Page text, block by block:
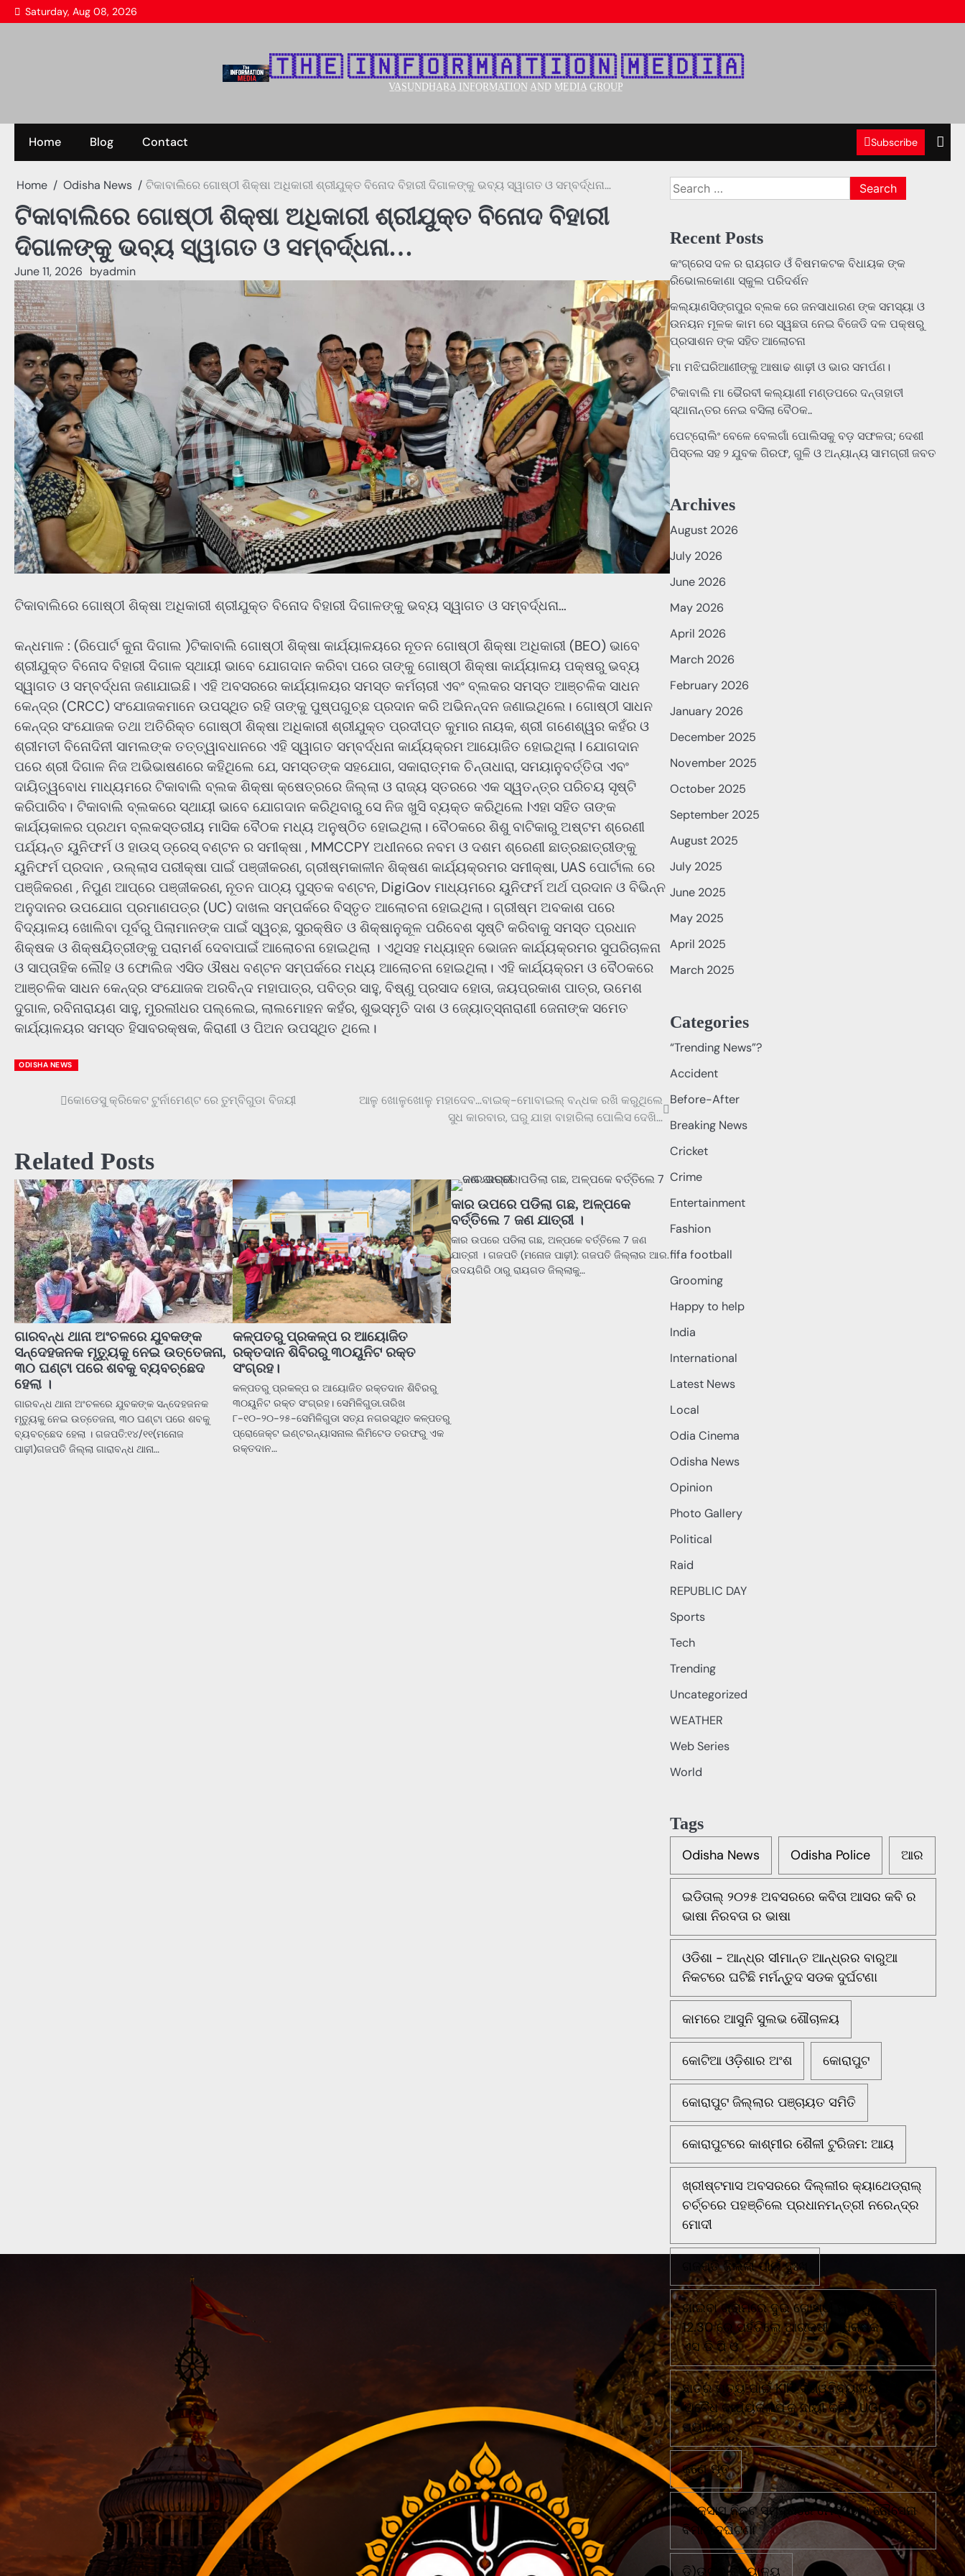
Skip
to
Saturday, Aug 08, 2026
🇹‌🇭‌🇪‌ 🇮‌🇳‌🇫‌🇴‌🇷‌🇲‌🇦‌🇹‌🇮‌🇴‌🇳‌ 🇲‌🇪‌🇩‌🇮‌🇦‌
V̲A̲S̲U̲N̲D̲H̲A̲R̲A̲ I̲N̲F̲O̲R̲M̲A̲T̲I̲O̲N̲ A̲N̲D̲ M̲E̲D̲I̲A̲ G̲R̲O̲U̲P̲
Home Blog Contact Subscribe
Home Odisha News ଟିକାବାଲିରେ ଗୋଷ୍ଠୀ ଶିକ୍ଷା ଅଧିକାରୀ ଶ୍ରୀଯୁକ୍ତ ବିନୋଦ ବିହାରୀ ଦିଗାଳଙ୍କୁ ଭବ୍ୟ ସ୍ୱାଗତ ଓ ସମ୍ବର୍ଦ୍ଧନା…
ଟିକାବାଲିରେ ଗୋଷ୍ଠୀ ଶିକ୍ଷା ଅଧିକାରୀ ଶ୍ରୀଯୁକ୍ତ ବିନୋଦ ବିହାରୀ
ଦିଗାଳଙ୍କୁ ଭବ୍ୟ ସ୍ୱାଗତ ଓ ସମ୍ବର୍ଦ୍ଧନା…
June 11, 2026 byadmin
ଟିକାବାଲିରେ ଗୋଷ୍ଠୀ ଶିକ୍ଷା ଅଧିକାରୀ ଶ୍ରୀଯୁକ୍ତ ବିନୋଦ ବିହାରୀ ଦିଗାଳଙ୍କୁ ଭବ୍ୟ ସ୍ୱାଗତ ଓ ସମ୍ବର୍ଦ୍ଧନା…
କନ୍ଧମାଳ : (ରିପୋର୍ଟ କୁନା ଦିଗାଲ )ଟିକାବାଲି ଗୋଷ୍ଠୀ ଶିକ୍ଷା କାର୍ଯ୍ୟାଳୟରେ ନୂତନ ଗୋଷ୍ଠୀ ଶିକ୍ଷା ଅଧିକାରୀ (BEO) ଭାବେ
ଶ୍ରୀଯୁକ୍ତ ବିନୋଦ ବିହାରୀ ଦିଗାଳ ସ୍ଥାୟୀ ଭାବେ ଯୋଗଦାନ କରିବା ପରେ ତାଙ୍କୁ ଗୋଷ୍ଠୀ ଶିକ୍ଷା କାର୍ଯ୍ୟାଳୟ ପକ୍ଷରୁ ଭବ୍ୟ
ସ୍ୱାଗତ ଓ ସମ୍ବର୍ଦ୍ଧନା ଜଣାଯାଇଛି। ଏହି ଅବସରରେ କାର୍ଯ୍ୟାଳୟର ସମସ୍ତ କର୍ମଚାରୀ ଏବଂ ବ୍ଲକର ସମସ୍ତ ଆଞ୍ଚଳିକ ସାଧନ
କେନ୍ଦ୍ର (CRCC) ସଂଯୋଜକମାନେ ଉପସ୍ଥିତ ରହି ତାଙ୍କୁ ପୁଷ୍ପଗୁଚ୍ଛ ପ୍ରଦାନ କରି ଅଭିନନ୍ଦନ ଜଣାଇଥିଲେ। ଗୋଷ୍ଠୀ ସାଧନ
କେନ୍ଦ୍ର ସଂଯୋଜକ ତଥା ଅତିରିକ୍ତ ଗୋଷ୍ଠୀ ଶିକ୍ଷା ଅଧିକାରୀ ଶ୍ରୀଯୁକ୍ତ ପ୍ରଦୀପ୍ତ କୁମାର ନାୟକ, ଶ୍ରୀ ଗଣେଶ୍ୱର କହଁର ଓ
ଶ୍ରୀମତୀ ବିନୋଦିନୀ ସାମଲଙ୍କ ତତ୍ତ୍ୱାବଧାନରେ ଏହି ସ୍ୱାଗତ ସମ୍ବର୍ଦ୍ଧନା କାର୍ଯ୍ୟକ୍ରମ ଆୟୋଜିତ ହୋଇଥିଲା I ଯୋଗଦାନ
ପରେ ଶ୍ରୀ ଦିଗାଳ ନିଜ ଅଭିଭାଷଣରେ କହିଥିଲେ ଯେ, ସମସ୍ତଙ୍କ ସହଯୋଗ, ସକାରାତ୍ମକ ଚିନ୍ତାଧାରା, ସମୟାନୁବର୍ତ୍ତିତା ଏବଂ
ଦାୟିତ୍ୱବୋଧ ମାଧ୍ୟମରେ ଟିକାବାଲି ବ୍ଲକ ଶିକ୍ଷା କ୍ଷେତ୍ରରେ ଜିଲ୍ଲା ଓ ରାଜ୍ୟ ସ୍ତରରେ ଏକ ସ୍ୱତନ୍ତ୍ର ପରିଚୟ ସୃଷ୍ଟି
କରିପାରିବ। ଟିକାବାଲି ବ୍ଲକରେ ସ୍ଥାୟୀ ଭାବେ ଯୋଗଦାନ କରିଥିବାରୁ ସେ ନିଜ ଖୁସି ବ୍ୟକ୍ତ କରିଥିଲେ Iଏହା ସହିତ ତାଙ୍କ
କାର୍ଯ୍ୟକାଳର ପ୍ରଥମ ବ୍ଲକସ୍ତରୀୟ ମାସିକ ବୈଠକ ମଧ୍ୟ ଅନୁଷ୍ଠିତ ହୋଇଥିଲା। ବୈଠକରେ ଶିଶୁ ବାଟିକାରୁ ଅଷ୍ଟମ ଶ୍ରେଣୀ
ପର୍ଯ୍ୟନ୍ତ ୟୁନିଫର୍ମ ଓ ହାଉସ୍ ଡ୍ରେସ୍ ବଣ୍ଟନ ର ସମୀକ୍ଷା , MMCCPY ଅଧୀନରେ ନବମ ଓ ଦଶମ ଶ୍ରେଣୀ ଛାତ୍ରଛାତ୍ରୀଙ୍କୁ
ୟୁନିଫର୍ମ ପ୍ରଦାନ , ଉଲ୍ଲାସ ପରୀକ୍ଷା ପାଇଁ ପଞ୍ଜୀକରଣ, ଗ୍ରୀଷ୍ମକାଳୀନ ଶିକ୍ଷଣ କାର୍ଯ୍ୟକ୍ରମର ସମୀକ୍ଷା, UAS ପୋର୍ଟାଲ ରେ
ପଞ୍ଜିକରଣ , ନିପୁଣ ଆପ୍‌ରେ ପଞ୍ଜୀକରଣ, ନୂତନ ପାଠ୍ୟ ପୁସ୍ତକ ବଣ୍ଟନ, DigiGov ମାଧ୍ୟମରେ ୟୁନିଫର୍ମ ଅର୍ଥ ପ୍ରଦାନ ଓ ବିଭିନ୍ନ
ଅନୁଦାନର ଉପଯୋଗ ପ୍ରମାଣପତ୍ର (UC) ଦାଖଲ ସମ୍ପର୍କରେ ବିସ୍ତୃତ ଆଲୋଚନା ହୋଇଥିଲା। ଗ୍ରୀଷ୍ମ ଅବକାଶ ପରେ
ବିଦ୍ୟାଳୟ ଖୋଲିବା ପୂର୍ବରୁ ପିଲାମାନଙ୍କ ପାଇଁ ସ୍ୱଚ୍ଛ, ସୁରକ୍ଷିତ ଓ ଶିକ୍ଷାନୁକୂଳ ପରିବେଶ ସୃଷ୍ଟି କରିବାକୁ ସମସ୍ତ ପ୍ରଧାନ
ଶିକ୍ଷକ ଓ ଶିକ୍ଷୟିତ୍ରୀଙ୍କୁ ପରାମର୍ଶ ଦେବାପାଇଁ ଆଲୋଚନା ହୋଇଥିଲା । ଏଥିସହ ମଧ୍ୟାହ୍ନ ଭୋଜନ କାର୍ଯ୍ୟକ୍ରମର ସୁପରିଚାଳନା
ଓ ସାପ୍ତାହିକ ଲୌହ ଓ ଫୋଲିଜ ଏସିଡ ଔଷଧ ବଣ୍ଟନ ସମ୍ପର୍କରେ ମଧ୍ୟ ଆଲୋଚନା ହୋଇଥିଲା। ଏହି କାର୍ଯ୍ୟକ୍ରମ ଓ ବୈଠକରେ
ଆଞ୍ଚଳିକ ସାଧନ କେନ୍ଦ୍ର ସଂଯୋଜକ ଅରବିନ୍ଦ ମହାପାତ୍ର, ପବିତ୍ର ସାହୁ, ବିଷ୍ଣୁ ପ୍ରସାଦ ହୋତା, ଜୟପ୍ରକାଶ ପାତ୍ର, ଉମେଶ
ଦୁଗାଳ, ରବିନାରାୟଣ ସାହୁ, ମୁରଲୀଧର ପଲ୍ଲେଇ, ଲାଲମୋହନ କହଁର, ଶୁଭସ୍ମୃତି ଦାଶ ଓ ଜ୍ୟୋତ୍ସ୍ନାରାଣୀ ଜେନାଙ୍କ ସମେତ
କାର୍ଯ୍ୟାଳୟର ସମସ୍ତ ହିସାବରକ୍ଷକ, କିରାଣୀ ଓ ପିଅନ ଉପସ୍ଥିତ ଥିଲେ।
ODISHA NEWS
କୋଡେସୁ କ୍ରିକେଟ ଟୁର୍ନାମେଣ୍ଟ ରେ ତୁମ୍ବିଗୁଡା ବିଜୟୀ
ଆଳୁ ଖୋଳୁଖୋଳୁ ମହାଦେବ…ବାଇକ୍-ମୋବାଇଲ୍ ବନ୍ଧକ ରଖି କରୁଥିଲେ
ସୁଧ କାରବାର, ଘରୁ ଯାହା ବାହାରିଲା ପୋଲିସ ଦେଖି…
Related Posts
ଗାରବନ୍ଧ ଥାନା ଅଂଚଳରେ ଯୁବକଙ୍କ
ସନ୍ଦେହଜନକ ମୃତ୍ୟୁକୁ ନେଇ ଉତ୍ତେଜନା,
୩୦ ଘଣ୍ଟା ପରେ ଶବକୁ ବ୍ୟବଚ୍ଛେଦ
ହେଲା ।
ଗାରବନ୍ଧ ଥାନା ଅଂଚଳରେ ଯୁବକଙ୍କ ସନ୍ଦେହଜନକ
ମୃତ୍ୟୁକୁ ନେଇ ଉତ୍ତେଜନା, ୩୦ ଘଣ୍ଟା ପରେ ଶବକୁ
ବ୍ୟବଚ୍ଛେଦ ହେଲା । ଗଜପତି:୧୪/୧୧(ମନୋଜ
ପାଢ଼ୀ)ଗଜପତି ଜିଲ୍ଲା ଗାରାବନ୍ଧ ଥାନା…
କଳ୍ପତରୁ ପ୍ରକଳ୍ପ ର ଆୟୋଜିତ
ରକ୍ତଦାନ ଶିବିରରୁ ୩୦ୟୁନିଟ ରକ୍ତ
ସଂଗ୍ରହ।
କଳ୍ପତରୁ ପ୍ରକଳ୍ପ ର ଆୟୋଜିତ ରକ୍ତଦାନ ଶିବିରରୁ
୩୦ୟୁନିଟ ରକ୍ତ ସଂଗ୍ରହ। ସେମିଳିଗୁଡା.ତାରିଖ
୮-୧୦-୨୦-୨୫-ସେମିଳିଗୁଡା ସତ୍ଯ ନଗରସ୍ଥିତ କଳ୍ପତରୁ
ପ୍ରୋଜେକ୍ଟ ଇଣ୍ଟରନ୍ୟାସନାଲ ଲିମିଟେଡ ତରଫରୁ ଏକ
ରକ୍ତଦାନ…
କାର ଉପରେ ପଡିଲା ଗଛ, ଅଳ୍ପକେ
ବର୍ତ୍ତିଲେ 7 ଜଣ ଯାତ୍ରୀ ।
କାର ଉପରେ ପଡିଲା ଗଛ, ଅଳ୍ପକେ ବର୍ତ୍ତିଲେ 7 ଜଣ
ଯାତ୍ରୀ । ଗଜପତି (ମନୋଜ ପାଢ଼ୀ): ଗଜପତି ଜିଲ୍ଲାର ଆର.
ଉଦୟଗିରି ଠାରୁ ରାୟଗଡ ଜିଲ୍ଲାକୁ…
Search
for:
Recent Posts
କଂଗ୍ରେସ ଦଳ ର ରାୟଗଡ ଓଁ ବିଷମକଟକ ବିଧାୟକ ଙ୍କ
ରିଭୋଲକୋଣା ସ୍କୁଲ ପରିଦର୍ଶନ
କଲ୍ୟାଣସିଙ୍ଗପୁର ବ୍ଲକ ରେ ଜନସାଧାରଣ ଙ୍କ ସମସ୍ୟା ଓ
ଉନୟନ ମୂଳକ କାମ ରେ ସ୍ୱଛତା ନେଇ ବିଜେଡି ଦଳ ପକ୍ଷରୁ
ପ୍ରସାଶନ ଙ୍କ ସହିତ ଆଲୋଚନା
ମା ମଝିଘରିଆଣୀଙ୍କୁ ଆଷାଢ ଶାଢ଼ୀ ଓ ଭାର ସମର୍ପଣ।
ଟିକାବାଲି ମା ଭୈରବୀ କଲ୍ୟାଣୀ ମଣ୍ଡପରେ ଦନ୍ତାହାତୀ
ସ୍ଥାନାନ୍ତର ନେଇ ବସିଲା ବୈଠକ..
ପେଟ୍ରୋଲିଂ ବେଳେ ବେଲଗାଁ ପୋଲିସକୁ ବଡ଼ ସଫଳତା; ଦେଶୀ
ପିସ୍ତଲ ସହ ୨ ଯୁବକ ଗିରଫ, ଗୁଳି ଓ ଅନ୍ୟାନ୍ୟ ସାମଗ୍ରୀ ଜବତ
Archives
August 2026
July 2026
June 2026
May 2026
April 2026
March 2026
February 2026
January 2026
December 2025
November 2025
October 2025
September 2025
August 2025
July 2025
June 2025
May 2025
April 2025
March 2025
Categories
“Trending News”?
Accident
Before-After
Breaking News
Cricket
Crime
Entertainment
Fashion
fifa football
Grooming
Happy to help
India
International
Latest News
Local
Odia Cinema
Odisha News
Opinion
Photo Gallery
Political
Raid
REPUBLIC DAY
Sports
Tech
Trending
Uncategorized
WEATHER
Web Series
World
Tags
Odisha News Odisha Police ଆର
ଇଡିତାଲ୍ ୨୦୨୫ ଅବସରରେ କବିତା ଆସର କବି ର
ଭାଷା ନିରବତା ର ଭାଷା
ଓଡିଶା - ଆନ୍ଧ୍ର ସୀମାନ୍ତ ଆନ୍ଧ୍ରର ବାରୁଆ
ନିକଟରେ ଘଟିଛି ମର୍ମନ୍ତୁଦ ସଡକ ଦୁର୍ଘଟଣା
କାମରେ ଆସୁନି ସୁଲଭ ଶୌଚାଳୟ
କୋଟିଆ ଓଡ଼ିଶାର ଅଂଶ କୋରାପୁଟ
କୋରାପୁଟ ଜିଲ୍ଲାର ପଞ୍ଚାୟତ ସମିତି
କୋରାପୁଟରେ କାଶ୍ମୀର ଶୈଳୀ ଟୁରିଜମ: ଆୟ
ଖ୍ରୀଷ୍ଟମାସ ଅବସରରେ ଦିଲ୍ଲୀର କ୍ୟାଥେଡ୍ରାଲ୍
ଚର୍ଚ୍ଚରେ ପହଞ୍ଚିଲେ ପ୍ରଧାନମନ୍ତ୍ରୀ ନରେନ୍ଦ୍ର
ମୋଦୀ
ଗଜପତି ଜିଲ୍ଲା ପାଇଁ ଦୁଃଖ
ଗାଇବା ଗ୍ରାମରେ ଦୁଇ ଗୋଷ୍ଠୀ ମୁହାଁ ମୁହିଁରାତି
12.30 ରେ ପହଁଚିଲେ ଆରକ୍ଷୀ ଅଧିକ୍ଷକ ଏବଂ
ଏସ ଡି ପି ଓ
ଛାତ୍ର ମୃତ୍ୟୁ ପାଇଁ KIIT ବିଶ୍ୱବିଦ୍ୟାଳୟର
'ଅବୈଧ କାର୍ଯ୍ୟକଳାପ'କୁ ଦାୟୀ କରିଛି UGC
ପ୍ୟାନେଲ
ଜଣେ ମୃତ
ଟେକ୍ସାସ ନିକଟ ସମୁଦ୍ରରେ ମେକ୍ସିକୋ ନୌସେନା
ବିମାନ ଦୁର୍ଘଟଣା
ଡି)ଉଚ୍ଚ ବିଦ୍ୟାଳୟ